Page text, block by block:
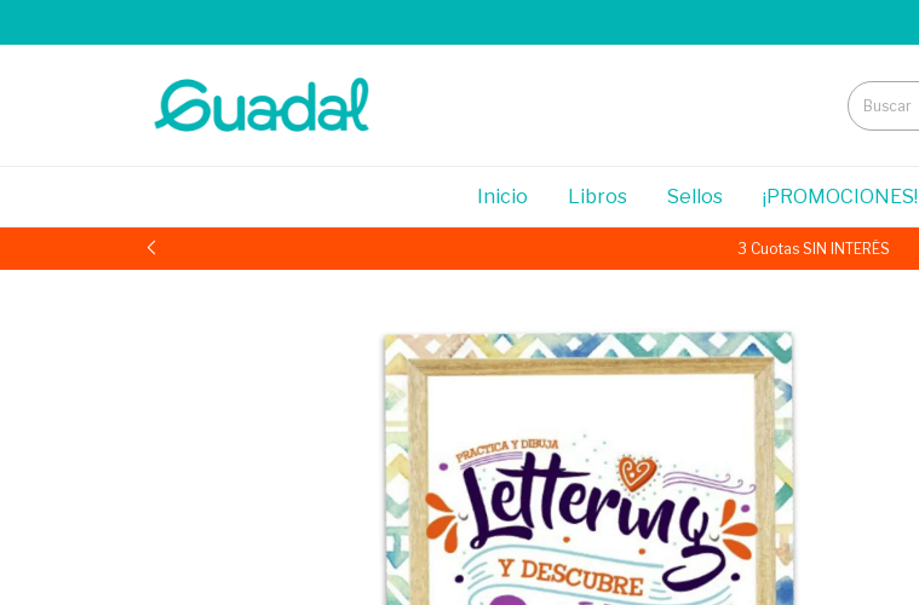
Inicio Libros Sellos ¡PROMOCIONES!
3 Cuotas SIN INTERÉS